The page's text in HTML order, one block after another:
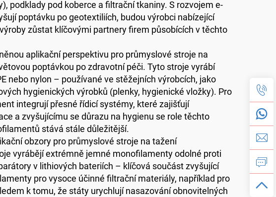
podklady pod koberce a filtrační tkaniny. S rozvojem e-
poptávku po geotextiliích, budou výrobci nabízející
zůstat klíčovými partnery firem působících v těchto
aplikační perspektivu pro průmyslové stroje na
poptávkou po zdravotní péči. Tyto stroje vyrábí
nebo nylon – používané ve stěžejních výrobcích, jako
hygienických výrobků (plenky, hygienické vložky). Pro
integrují přesné řídicí systémy, které zajišťují
a zvyšujícímu se důrazu na hygienu se role těchto
stává stále důležitější.
obzory pro průmyslové stroje na tažení
vyrábějí extrémně jemné monofilamenty odolné proti
v lithiových bateriích – klíčová součást zvyšující
pro vysoce účinné filtrační materiály, například pro
k tomu, že státy urychlují nasazování obnovitelných